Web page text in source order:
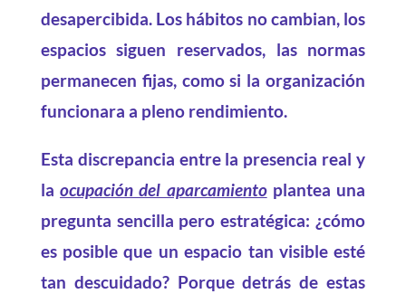
desapercibida. Los hábitos no cambian, los
espacios siguen reservados, las normas
permanecen fijas, como si la organización
funcionara a pleno rendimiento.
Esta discrepancia entre la presencia real y
laocupación del aparcamientoplantea una
pregunta sencilla pero estratégica: ¿cómo
es posible que un espacio tan visible esté
tan descuidado? Porque detrás de estas